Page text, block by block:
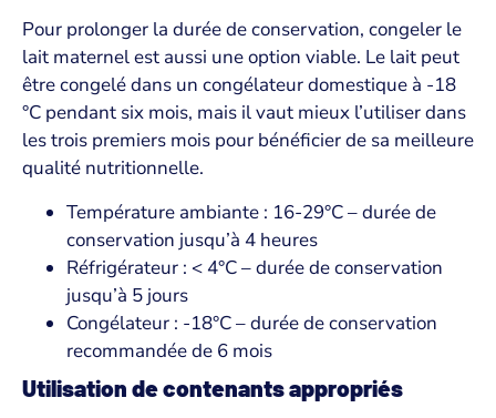
Pour prolonger la durée de conservation, congeler le
lait maternel est aussi une option viable. Le lait peut
être congelé dans un congélateur domestique à -18
°C pendant six mois, mais il vaut mieux l’utiliser dans
les trois premiers mois pour bénéficier de sa meilleure
qualité nutritionnelle.
Température ambiante : 16-29°C – durée de
conservation jusqu’à 4 heures
Réfrigérateur : < 4°C – durée de conservation
jusqu’à 5 jours
Congélateur : -18°C – durée de conservation
recommandée de 6 mois
Utilisation de contenants appropriés